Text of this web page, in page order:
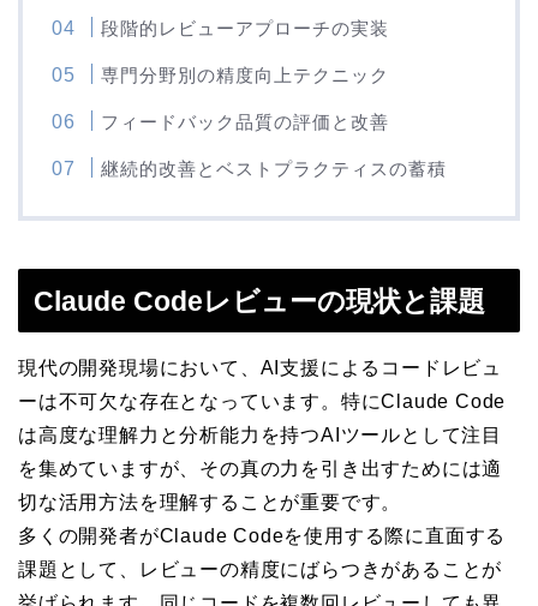
段階的レビューアプローチの実装
専門分野別の精度向上テクニック
フィードバック品質の評価と改善
継続的改善とベストプラクティスの蓄積
Claude Codeレビューの現状と課題
現代の開発現場において、AI支援によるコードレビュ
ーは不可欠な存在となっています。特にClaude Code
は高度な理解力と分析能力を持つAIツールとして注目
を集めていますが、その真の力を引き出すためには適
切な活用方法を理解することが重要です。
多くの開発者がClaude Codeを使用する際に直面する
課題として、レビューの精度にばらつきがあることが